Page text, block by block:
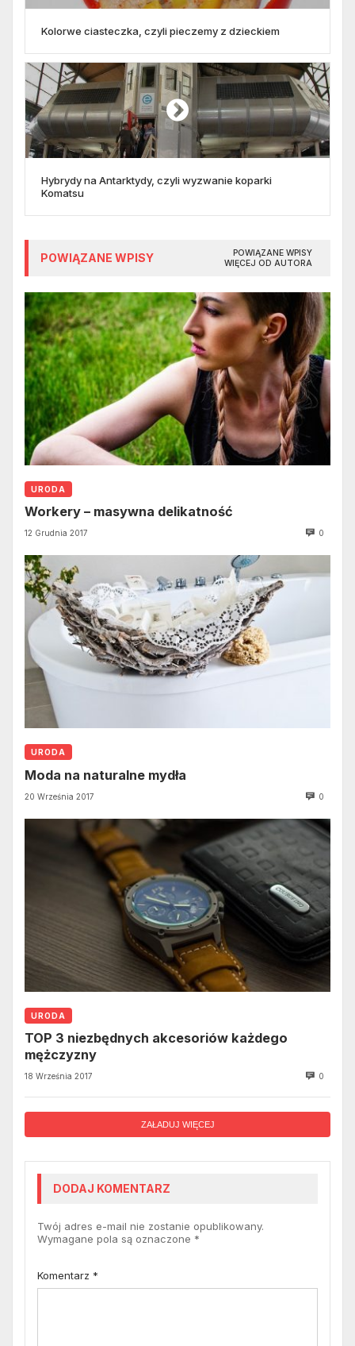
Kolorwe ciasteczka, czyli pieczemy z dzieckiem
Hybrydy na Antarktydy, czyli wyzwanie koparki
Komatsu
POWIĄZANE WPISY
POWIĄZANE WPISY
WIĘCEJ OD AUTORA
URODA
Workery – masywna delikatność
12 Grudnia 2017 0
URODA
Moda na naturalne mydła
20 Września 2017 0
URODA
TOP 3 niezbędnych akcesoriów każdego
mężczyzny
18 Września 2017 0
ZAŁADUJ WIĘCEJ
DODAJ KOMENTARZ
Twój adres e-mail nie zostanie opublikowany.
Wymagane pola są oznaczone *
Komentarz *